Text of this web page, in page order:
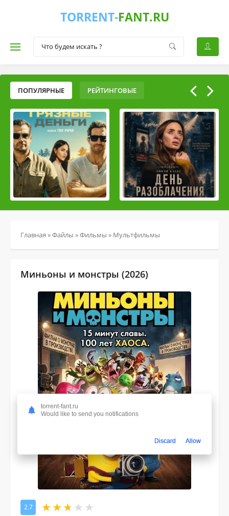
TORRENT-FANT.RU
ПОПУЛЯРНЫЕ РЕЙТИНГОВЫЕ
Главная »Файлы »Фильмы » Мультфильмы
Миньоны и монстры (2026)
2.7
torrent-fant.ru
Would like to send you notifications
Discard Allow